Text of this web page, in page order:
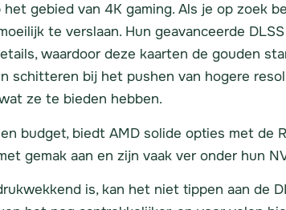
gebied van 4K gaming. Als je op zoek
te verslaan. Hun geavanceerde
waardoor deze kaarten de gouden
schitteren bij het pushen van hogere
ze te bieden hebben.
budget, biedt AMD solide opties met de
gemak aan en zijn vaak ver onder hun
is, kan het niet tippen aan de